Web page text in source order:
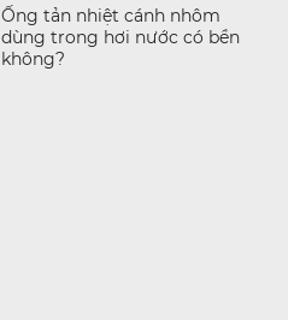
Ống tản nhiệt cánh nhôm
dùng trong hơi nước có bền
không?